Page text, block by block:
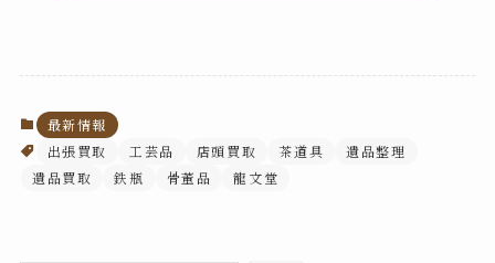
最新情報
出張買取
工芸品 店頭買取 茶道具
遺品整理
遺品買取
鉄瓶 骨董品 龍文堂